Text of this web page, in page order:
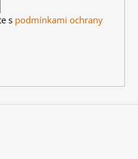
s podmínkami ochrany